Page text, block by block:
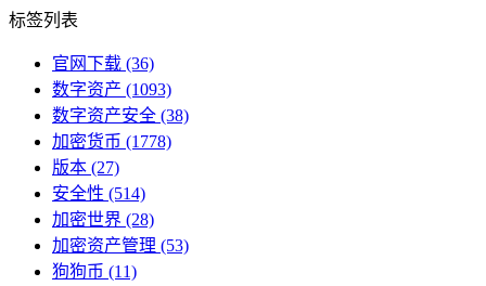
标签列表
官网下载 (36)
数字资产 (1093)
数字资产安全 (38)
加密货币 (1778)
版本 (27)
安全性 (514)
加密世界 (28)
加密资产管理 (53)
狗狗币 (11)